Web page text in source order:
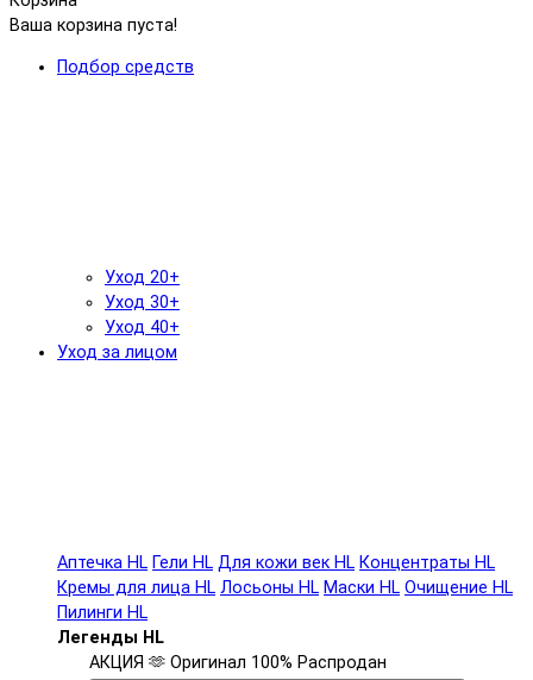
Ваша корзина пуста!
Подбор средств
Уход 20+
Уход 30+
Уход 40+
Уход за лицом
Аптечка HL Гели HL Для кожи век HL Концентраты HL
Кремы для лица HL Лосьоны HL Маски HL Очищение HL
Пилинги HL
Легенды HL
АКЦИЯ 🫶 Оригинал 100% Распродан